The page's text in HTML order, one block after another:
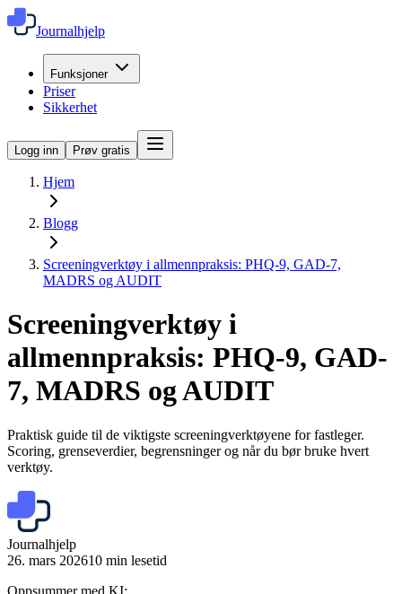
Journalhjelp
Funksjoner
Priser
Sikkerhet
Logg inn Prøv gratis
Hjem
Blogg
Screeningverktøy i allmennpraksis: PHQ-9, GAD-7,
MADRS og AUDIT
Screeningverktøy i
allmennpraksis: PHQ-9, GAD-
7, MADRS og AUDIT
Praktisk guide til de viktigste screeningverktøyene for fastleger.
Scoring, grenseverdier, begrensninger og når du bør bruke hvert
verktøy.
Journalhjelp
26. mars 202610 min lesetid
Oppsummer med KI: